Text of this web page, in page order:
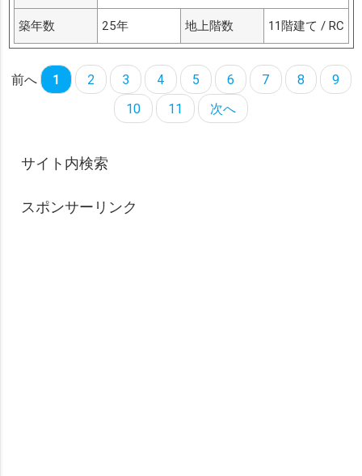
築年数 25年 地上階数 11階建て / RC
前へ 1 2 3 4 5 6 7 8
9
10
11 次へ
サイト内検索
スポンサーリンク